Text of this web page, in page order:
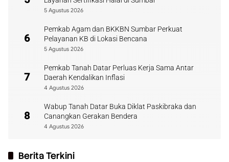
5 Agustus 2026
6
Pemkab Agam dan BKKBN Sumbar Perkuat
Pelayanan KB di Lokasi Bencana
5 Agustus 2026
7
Pemkab Tanah Datar Perluas Kerja Sama Antar
Daerah Kendalikan Inflasi
4 Agustus 2026
8
Wabup Tanah Datar Buka Diklat Paskibraka dan
Canangkan Gerakan Bendera
4 Agustus 2026
Berita Terkini